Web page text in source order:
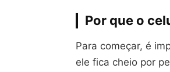
Por que o
Para começar, é
ele fica cheio por